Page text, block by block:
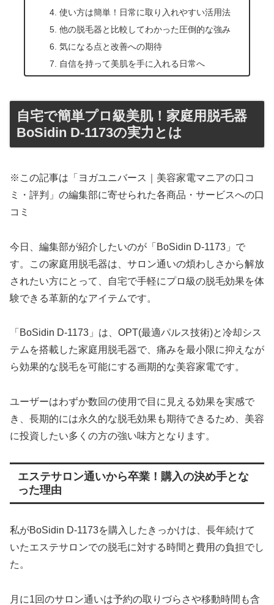
使い方は簡単！日常に取り入れやすい活用法
他の脱毛器と比較してわかった圧倒的な強み
気になる点と改善への期待
自信を持って美肌を手に入れる日常へ
自宅で簡単プロ級美肌！家庭用脱毛器
BoSidin D-1173の実力とは
※この記事は「ヨガユニバース｜美容家電マニアの口コ
ミ・評判」の編集部に寄せられた各商品・サービスへの口
コミ
今日、編集部が紹介したいのが「BoSidin D-1173」で
す。この家庭用脱毛器は、サロン通いの煩わしさから解放
されたい方にとって、自宅で手軽にプロ級の脱毛効果を体
験できる革新的なアイテムです。
「BoSidin D-1173」は、OPT(最適パルス技術)と冷却シス
テムを搭載した家庭用脱毛器で、痛みを最小限に抑えなが
ら効果的な脱毛を可能にする画期的な美容家電です。
ユーザーはわずか数回の使用で目に見える効果を実感で
き、長期的には永久的な脱毛効果も期待できるため、美容
に投資したい多くの方の強い味方となります。
エステサロン通いから卒業！購入の決め手とな
った理由
私がBoSidin D-1173を購入したきっかけは、長年続けて
いたエステサロンでの脱毛に対する時間と費用の負担でし
た。
月に1回のサロン通いは予約の取りづらさや移動時間も含